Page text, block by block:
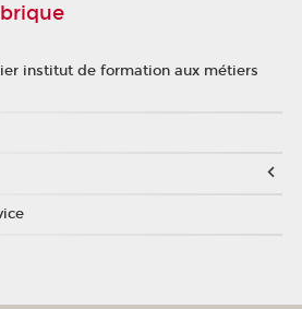
institut de formation aux métiers